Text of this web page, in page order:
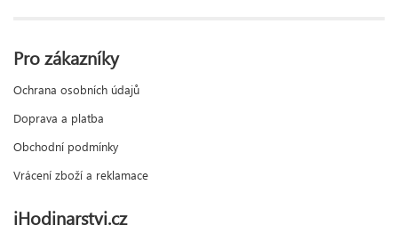
Pro zákazníky
Ochrana osobních údajů
Doprava a platba
Obchodní podmínky
Vrácení zboží a reklamace
iHodinarstvi.cz